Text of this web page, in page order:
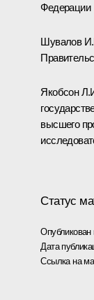
Федерации
Шувалов
Якобсон
высшего
Статус
Опубликован
Дата
Ссылка на